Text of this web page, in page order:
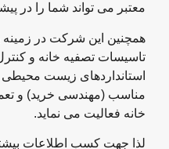
معتبر می تواند شما را در
همچنین این شرکت در زمینه
تاسیسات تصفیه خانه و
استانداردهای زیست محیطی
مناسب (مهندسی خرید) و
خانه فعالیت می نماید.
لذا جهت کسب اطلاعات